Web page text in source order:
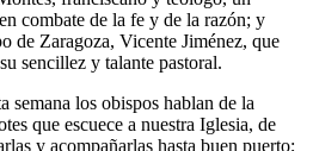
combate de la fe y de la razón; y
de Zaragoza, Vicente Jiménez, que
sencillez y talante pastoral.
semana los obispos hablan de la
que escuece a nuestra Iglesia, de
y acompañarlas hasta buen puerto;